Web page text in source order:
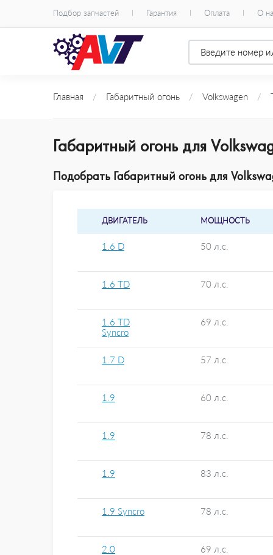
Подбор запчастей Гарантия Оплата О
Главная / Габаритный огонь / Volkswagen /
Габаритный огонь для
Подобрать Габаритный огонь для
ДВИГАТЕЛЬ МОЩНОСТЬ
1.6 D 50 л.с.
1.6 TD 70 л.с.
1.6 TD
Syncro
69 л.с.
1.7 D 57 л.с.
1.9 60 л.с.
1.9 78 л.с.
1.9 83 л.с.
1.9 Syncro 78 л.с.
2.0 69 л.с.